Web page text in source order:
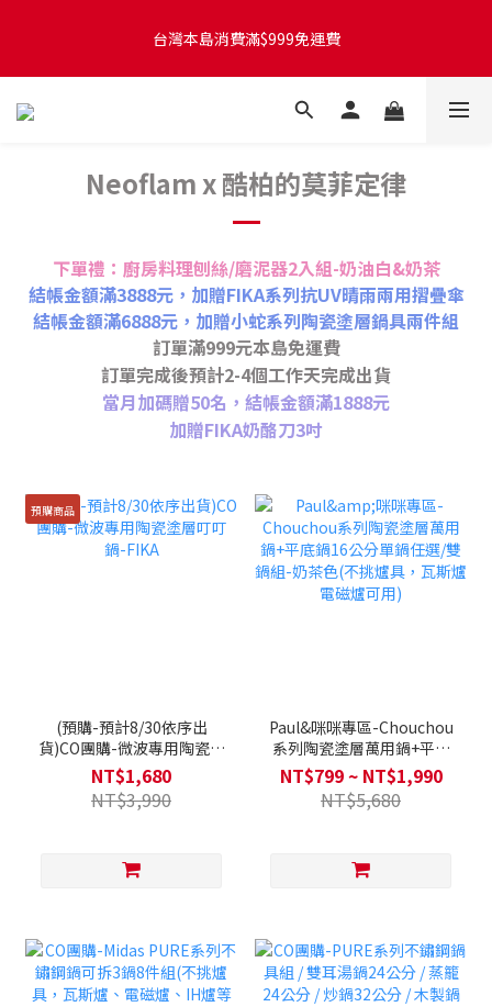
出貨
台灣本島消費滿$999免運費
台灣本島訂單將於付款完成後的下個工作天起，2~4個工作天完成
Neoflam x 酷柏的莫菲定律
下單禮：廚房料理刨絲/磨泥器2入組-奶油白&奶茶
結帳金額滿3888元，加贈FIKA系列抗UV晴雨兩用摺疊傘
結帳金額滿6888元，加贈小蛇系列陶瓷塗層鍋具兩件組
訂單滿999元本島免運費
訂單完成後預計2-4個工作天完成出貨
當月加碼贈50名，結帳金額滿1888元
加贈FIKA奶酪刀3吋
預購商品
(預購-預計8/30依序出
貨)CO團購-微波專用陶瓷塗
層叮叮鍋-FIKA
NT$1,680
NT$3,990
Paul&咪咪專區-Chouchou
系列陶瓷塗層萬用鍋+平底
鍋16公分單鍋任選/雙鍋組-
奶茶色(不挑爐具，瓦斯爐電
磁爐可用)
NT$799 ~ NT$1,990
NT$5,680